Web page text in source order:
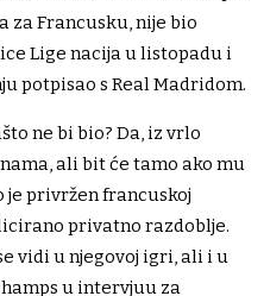
za Francusku, nije bio
Lige nacija u listopadu i
potpisao s Real Madridom.
ne bi bio? Da, iz vrlo
ali bit će tamo ako mu
je privržen francuskoj
privatno razdoblje.
vidi u njegovoj igri, ali i u
u intervjuu za